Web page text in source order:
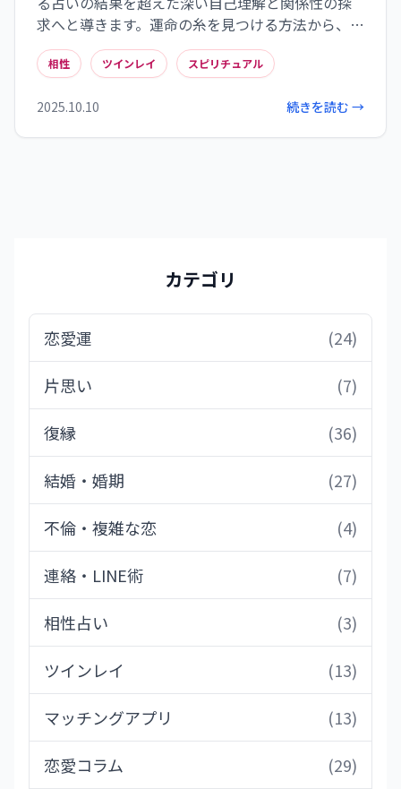
求へと導きます。運命の糸を見つける方法から、ツ
インレイとソウルメイトの違い、数字やシンボル
に隠された魂の契約、そして魂の伴走者との出会
つきを理解することは、より豊かな関係性の構築
につながります。占いの結果に一喜一憂するのでは
相性 ツインレイ スピリチュアル
2025.10.10 続きを読む →
カテゴリ
恋愛運 (24)
片思い (7)
復縁 (36)
結婚・婚期 (27)
不倫・複雑な恋 (4)
連絡・LINE術 (7)
相性占い (3)
ツインレイ (13)
マッチングアプリ (13)
恋愛コラム (29)